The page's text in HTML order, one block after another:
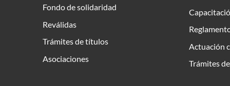
Fondo de solidaridad
Reválidas
Trámites de títulos
Asociaciones
Actuación
Trámites